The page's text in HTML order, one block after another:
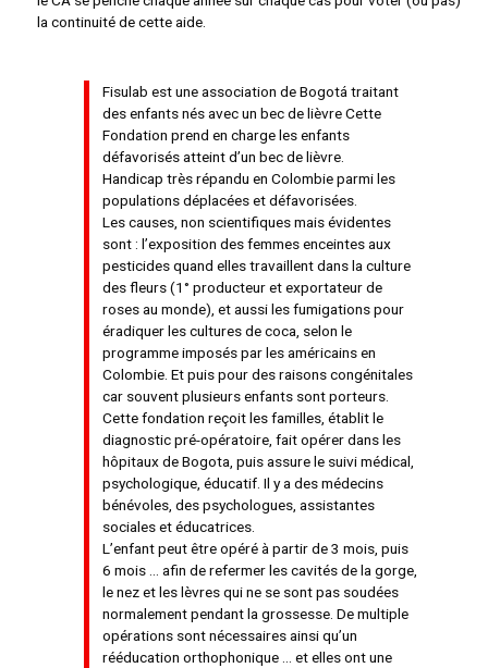
la continuité de cette aide.
Fisulab est une association de Bogotá traitant
des enfants nés avec un bec de lièvre Cette
Fondation prend en charge les enfants
défavorisés atteint d’un bec de lièvre.
Handicap très répandu en Colombie parmi les
populations déplacées et défavorisées.
Les causes, non scientifiques mais évidentes
sont : l’exposition des femmes enceintes aux
pesticides quand elles travaillent dans la culture
des fleurs (1° producteur et exportateur de
roses au monde), et aussi les fumigations pour
éradiquer les cultures de coca, selon le
programme imposés par les américains en
Colombie. Et puis pour des raisons congénitales
car souvent plusieurs enfants sont porteurs.
Cette fondation reçoit les familles, établit le
diagnostic pré-opératoire, fait opérer dans les
hôpitaux de Bogota, puis assure le suivi médical,
psychologique, éducatif. Il y a des médecins
bénévoles, des psychologues, assistantes
sociales et éducatrices.
L’enfant peut être opéré à partir de 3 mois, puis
6 mois … afin de refermer les cavités de la gorge,
le nez et les lèvres qui ne se sont pas soudées
normalement pendant la grossesse. De multiple
opérations sont nécessaires ainsi qu’un
rééducation orthophonique … et elles ont une